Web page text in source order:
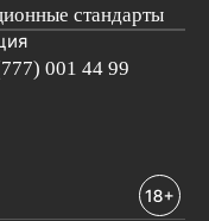
стандарты
001 44 99